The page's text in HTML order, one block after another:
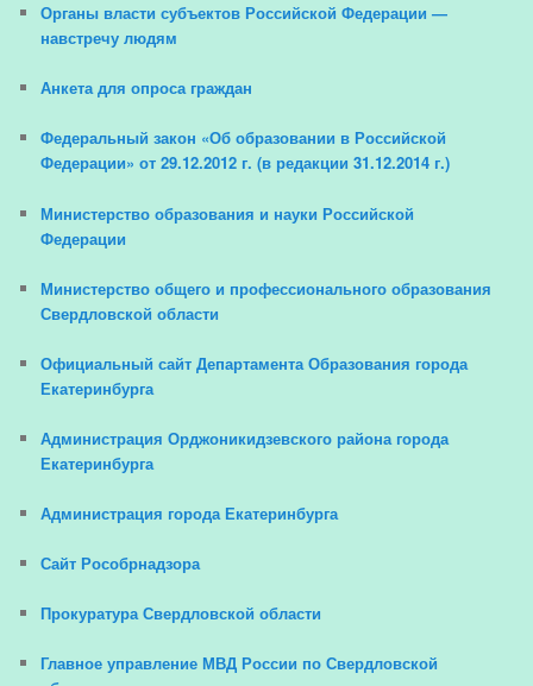
Органы власти субъектов Российской Федерации —
навстречу людям
Анкета для опроса граждан
Федеральный закон «Об образовании в Российской
Федерации» от 29.12.2012 г. (в редакции 31.12.2014 г.)
Министерство образования и науки Российской
Федерации
Министерство общего и профессионального образования
Свердловской области
Официальный сайт Департамента Образования города
Екатеринбурга
Администрация Орджоникидзевского района города
Екатеринбурга
Администрация города Екатеринбурга
Сайт Рособрнадзора
Прокуратура Свердловской области
Главное управление МВД России по Свердловской